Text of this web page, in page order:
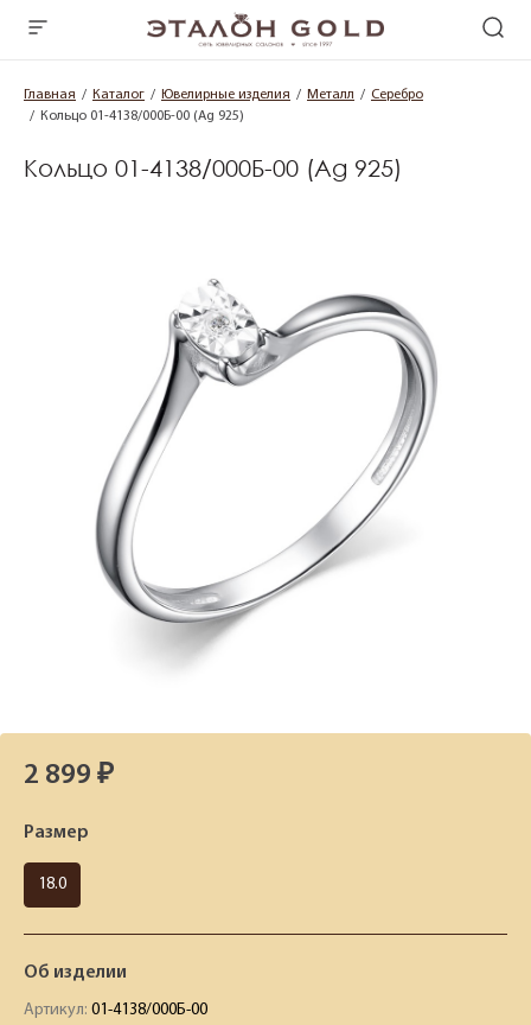
Главная Каталог Ювелирные изделия Металл
Серебро
Кольцо 01-4138/000Б-00 (Ag 925)
Кольцо 01-4138/000Б-00 (Ag 925)
2 899 ₽
Размер
18.0
Об изделии
Артикул: 01-4138/000Б-00